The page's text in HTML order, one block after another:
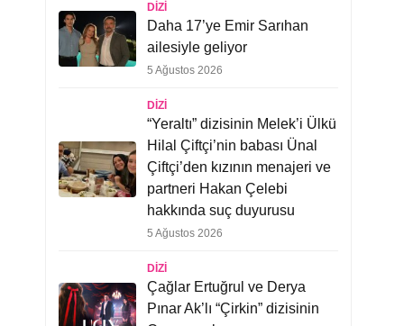
DIZI
Daha 17’ye Emir Sarıhan
ailesiyle geliyor
5 Ağustos 2026
DIZI
“Yeraltı” dizisinin Melek’i Ülkü
Hilal Çiftçi’nin babası Ünal
Çiftçi’den kızının menajeri ve
partneri Hakan Çelebi
hakkında suç duyurusu
5 Ağustos 2026
DIZI
Çağlar Ertuğrul ve Derya
Pınar Ak’lı “Çirkin” dizisinin